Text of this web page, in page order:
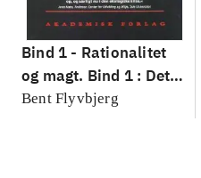
Bind 1 - Rationalitet
og magt. Bind 1 : Det
konkretes videnskab
Bent Flyvbjerg